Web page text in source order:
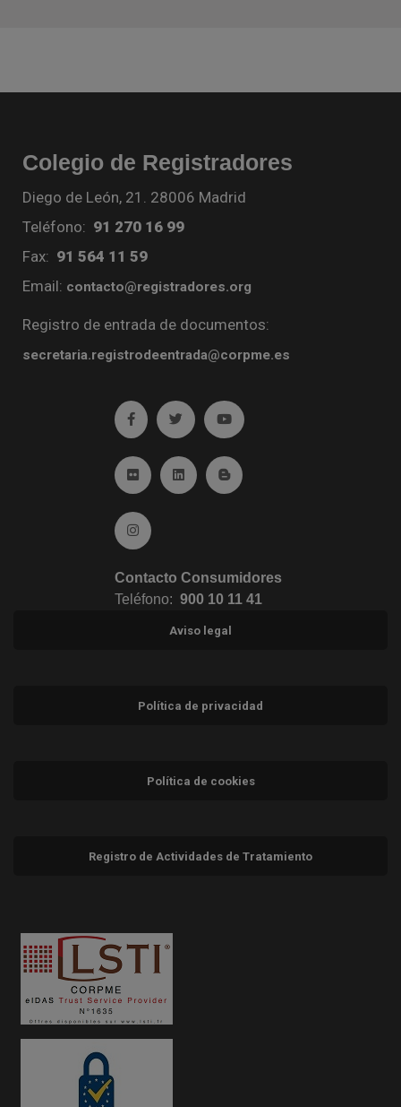
Colegio de Registradores
Diego de León, 21. 28006 Madrid
Teléfono: 91 270 16 99
Fax: 91 564 11 59
Email: contacto@registradores.org
Registro de entrada de documentos:
secretaria.registrodeentrada@corpme.es
Ir a facebook (abre en ventana nueva)
Ir a twitter (abre en ventana nueva)
Ir a YouTube (abre en
Ir a Flickr (abre en ventana nueva)
Ir a Linkedin (abre en ventana nueva)
Ir al Blog (abre en ventana
Ir a Instagram (abre en ventana nueva)
Contacto Consumidores
Teléfono: 900 10 11 41
Aviso legal
Política de privacidad
Política de cookies
Registro de Actividades de Tratamiento